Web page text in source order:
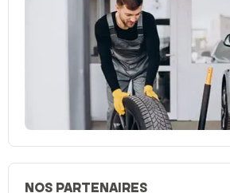
NOS PARTENAIRES